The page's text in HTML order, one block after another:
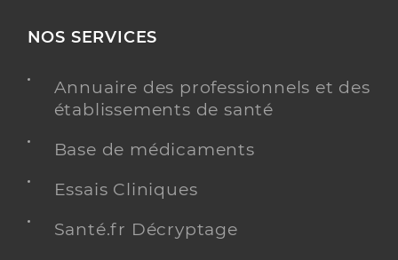
NOS SERVICES
Annuaire des professionnels et des
établissements de santé
Base de médicaments
Essais Cliniques
Santé.fr Décryptage